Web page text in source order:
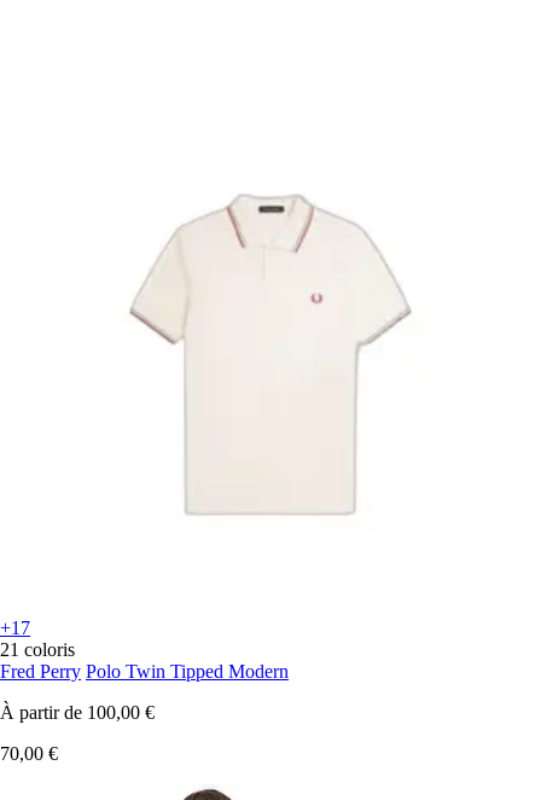
+17
21 coloris
Fred Perry Polo Twin Tipped Modern
À partir de 100,00 €
70,00 €